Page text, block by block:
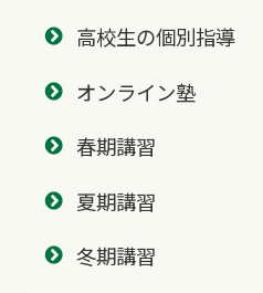
高校生の個別指導
オンライン塾
春期講習
夏期講習
冬期講習